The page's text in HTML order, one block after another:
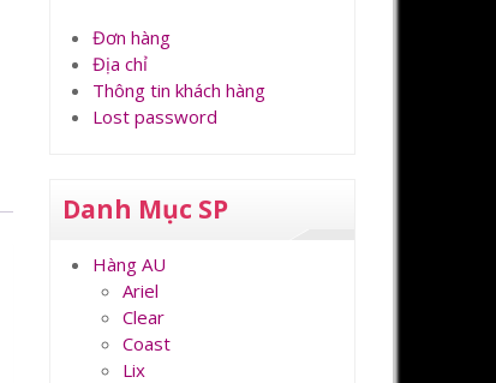
Đơn hàng
Địa chỉ
Thông tin khách hàng
Lost password
Danh Mục SP
Hàng AU
Ariel
Clear
Coast
Lix